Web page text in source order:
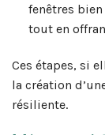
fenêtres
tout en
Ces étapes, si
la création
résiliente.